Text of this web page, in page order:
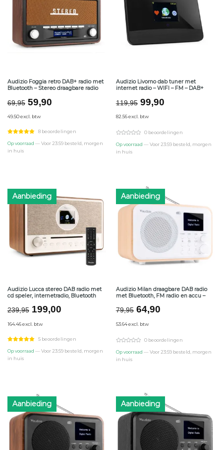
Audizio Foggia retro DAB+ radio met
Bluetooth – Stereo draagbare radio
69,95 Oorspronkelijke
prijs
was:
€69,95.
59,90Huidige
€59,90.
49.50 excl. btw
8 beoordelingen
Op voorraad — Voor 23:59 besteld, morgen
in huis
Audizio Livorno dab tuner met
internet radio – WIFI – FM – DAB+
119,95 Oorspronkelijke
prijs
was:
€119,95.
99,90Huidige
€99,90.
82.56 excl. btw
0 beoordelingen
Op voorraad — Voor 23:59 besteld, morgen
in huis
Aanbieding
Audizio Lucca stereo DAB radio met
cd speler, internetradio, Bluetooth
239,95 Oorspronkelijke
was:
€239,95.
199,00Huidige
€199,00.
164.46 excl. btw
5 beoordelingen
Op voorraad — Voor 23:59 besteld, morgen
in huis
Aanbieding
Audizio Milan draagbare DAB radio
met Bluetooth, FM radio en accu –
79,95 Oorspronkelijke
was:
€79,95.
64,90Huidige
€64,90.
53.64 excl. btw
0 beoordelingen
Op voorraad — Voor 23:59 besteld, morgen
in huis
Aanbieding Aanbieding